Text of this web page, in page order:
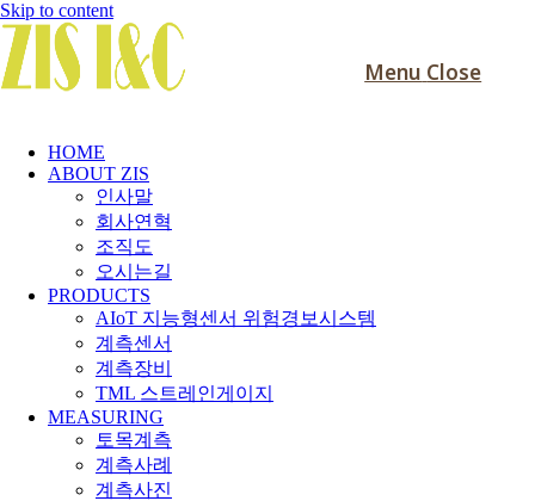
Skip to content
Menu Close
HOME
ABOUT ZIS
인사말
회사연혁
조직도
오시는길
PRODUCTS
AIoT 지능형센서 위험경보시스템
계측센서
계측장비
TML 스트레인게이지
MEASURING
토목계측
계측사례
계측사진